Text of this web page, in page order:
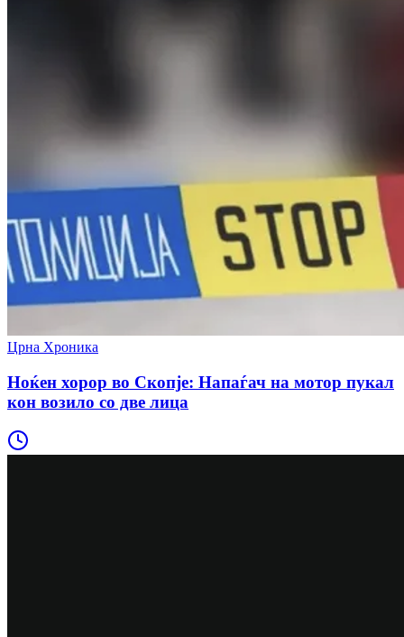
Црна Хроника
Ноќен хорор во Скопје: Напаѓач на мотор пукал
кон возило со две лица